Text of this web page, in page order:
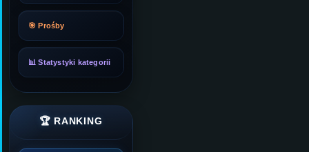
🎯 Prośby
📊 Statystyki kategorii
🏆 RANKING